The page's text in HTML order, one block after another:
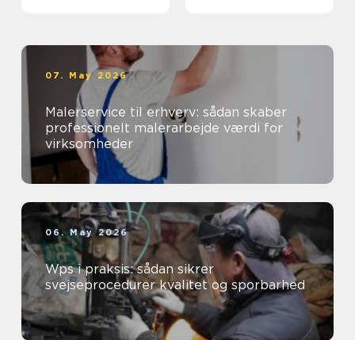
07. May 2026
Malerservice til erhverv: sådan skaber
professionelt malerarbejde værdi for
virksomheder
06. May 2026
Wps i praksis: sådan sikrer
svejseprocedurer kvalitet og sporbarhed